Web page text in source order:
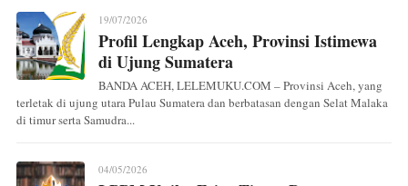
19/07/2026
Profil Lengkap Aceh, Provinsi Istimewa
di Ujung Sumatera
BANDA ACEH, LELEMUKU.COM – Provinsi Aceh, yang
terletak di ujung utara Pulau Sumatera dan berbatasan dengan Selat Malaka
di timur serta Samudra...
04/05/2026